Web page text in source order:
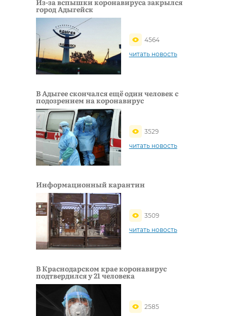
город Адыгейск
4564
читать новость
В Адыгее скончался ещё один человек с
подозрением на коронавирус
3529
читать новость
Информационный карантин
3509
читать новость
В Краснодарском крае коронавирус
подтвердился у 21 человека
2585